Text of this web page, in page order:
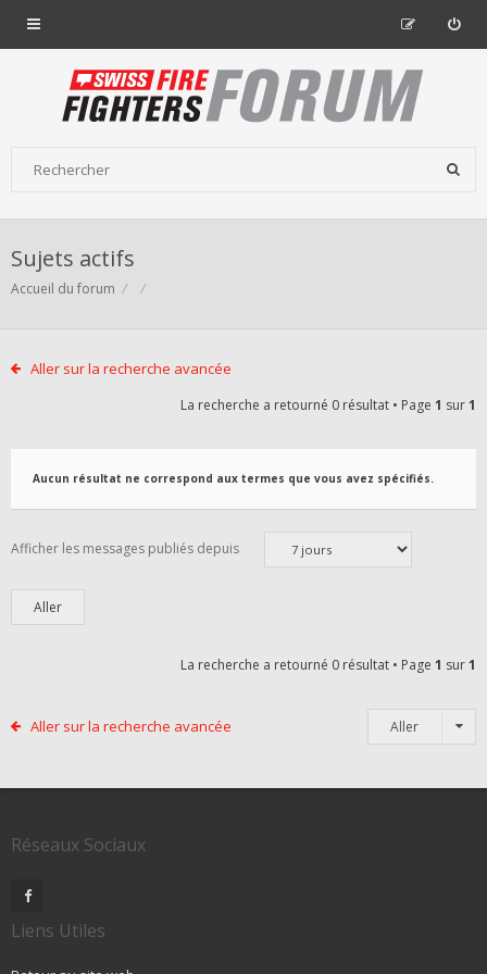
Sujets actifs
Accueil du forum
Aller sur la recherche avancée
La recherche a retourné 0 résultat • Page 1 sur1
Aucun résultat ne correspond aux termes que vous avez spécifiés.
Afficher les messages publiés depuis
La recherche a retourné 0 résultat • Page 1 sur1
Aller sur la recherche avancée Aller
Réseaux Sociaux
Liens Utiles